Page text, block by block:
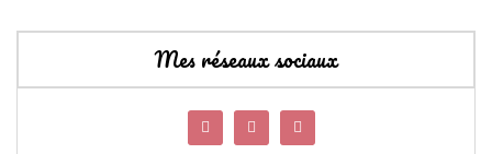
Mes réseaux sociaux